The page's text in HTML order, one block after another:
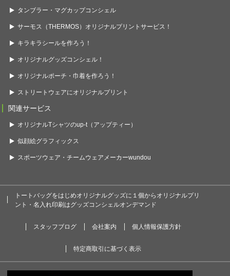
タンブラー・マグカップコンシェル
サーモス（THERMOS）オリジナルプリントサービス！
キラキラシールを作ろう！
オリジナルグッズコンシェル！
オリジナルポーチ・巾着を作ろう！
ストリートウェアにオリジナルプリント
関連サービス
オリジナルTシャツのup-t（アップティー）
似顔絵グラフィックス
スポーツウェア・チームウェアメーカーwundou
トートバッグをはじめオリジナルグッズに１個からオリジナルプリ
ント・名入れ印刷はグッズコンシェルオンデマンド
スタッフブログ 会社案内 個人情報保護方針
特定商取引に基づく表示